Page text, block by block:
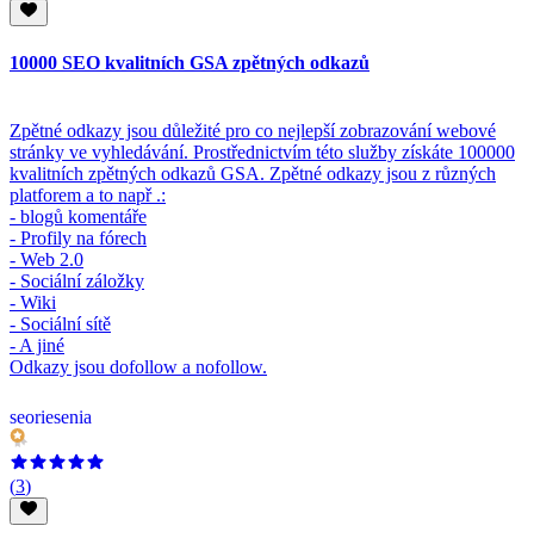
10000 SEO kvalitních GSA zpětných odkazů
Zpětné odkazy jsou důležité pro co nejlepší zobrazování webové
stránky ve vyhledávání. Prostřednictvím této služby získáte 100000
kvalitních zpětných odkazů GSA. Zpětné odkazy jsou z různých
platforem a to např .:
- blogů komentáře
- Profily na fórech
- Web 2.0
- Sociální záložky
- Wiki
- Sociální sítě
- A jiné
Odkazy jsou dofollow a nofollow.
seoriesenia
(3)